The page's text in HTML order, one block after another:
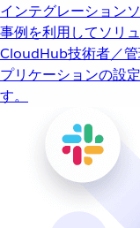
インテグレーション
事例を利用してソリ
CloudHub技術者／
プリケーションの設
す。